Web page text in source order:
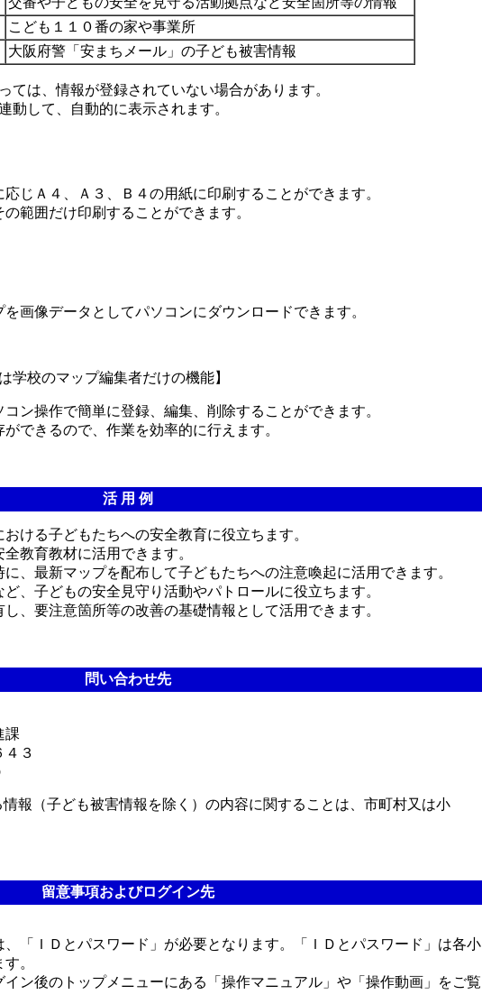
こども１１０番の家や事業所
大阪府警「安まちメール」の子ども被害情報
、情報が登録されていない場合があります。
、自動的に表示されます。
じＡ４、Ａ３、Ｂ４の用紙に印刷することができます。
範囲だけ印刷することができます。
画像データとしてパソコンにダウンロードできます。
校のマップ編集者だけの機能】
ン操作で簡単に登録、編集、削除することができます。
できるので、作業を効率的に行えます。
活 用 例
ける子どもたちへの安全教育に役立ちます。
教育教材に活用できます。
、最新マップを配布して子どもたちへの注意喚起に活用できます。
、子どもの安全見守り活動やパトロールに役立ちます。
、要注意箇所等の改善の基礎情報として活用できます。
問い合わせ先
課
３
報（子ども被害情報を除く）の内容に関することは、市町村又は小
留意事項およびログイン先
「ＩＤとパスワード」が必要となります。「ＩＤとパスワード」は各小
。
ン後のトップメニューにある「操作マニュアル」や「操作動画」をご覧